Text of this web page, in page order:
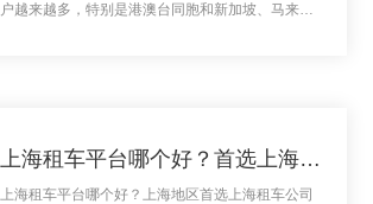
户越来越多，特别是港澳台同胞和新加坡、马来西
旅行最佳选择！...
上海租车平台哪个好？首选上海租车公司及时租
上海租车平台哪个好？上海地区首选上海租车公司